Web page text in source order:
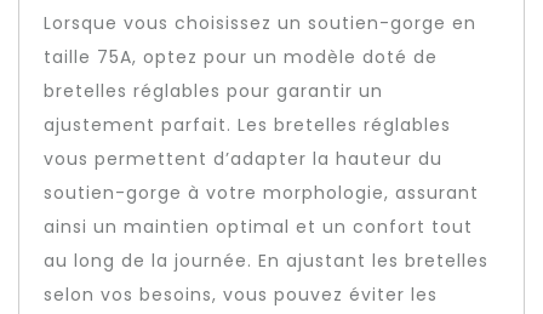
Lorsque vous choisissez un soutien-gorge en
taille 75A, optez pour un modèle doté de
bretelles réglables pour garantir un
ajustement parfait. Les bretelles réglables
vous permettent d’adapter la hauteur du
soutien-gorge à votre morphologie, assurant
ainsi un maintien optimal et un confort tout
au long de la journée. En ajustant les bretelles
selon vos besoins, vous pouvez éviter les